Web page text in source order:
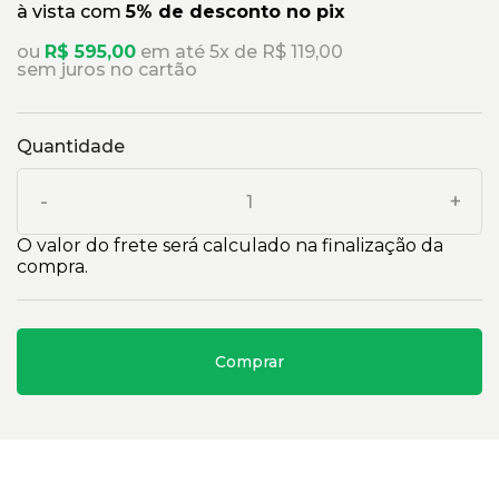
à vista com5% de desconto no pix
ou R$ 595,00 em até 5x de R$ 119,00
sem juros no cartão
Quantidade
- +
O valor do frete será calculado na finalização da
compra.
Comprar